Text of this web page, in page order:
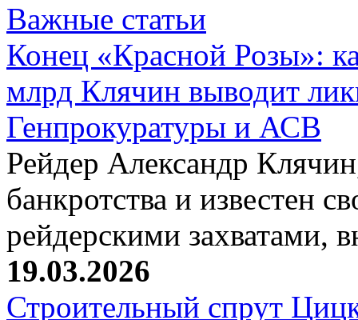
Важные статьи
Конец «Красной Розы»:
млрд Клячин выводит
Генпрокуратуры и АСВ
Рейдер Александр
банкротства и известен
рейдерскими захватами,
19.03.2026
Строительный спрут